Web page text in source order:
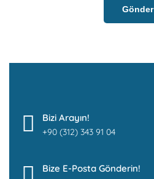
Gönder
Bizi Arayın!
+90 (312) 343 91 04
Bize E-Posta Gönderin!